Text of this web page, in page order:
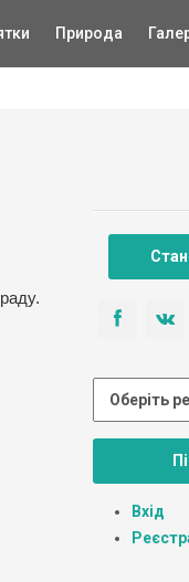
Природа
Вхід